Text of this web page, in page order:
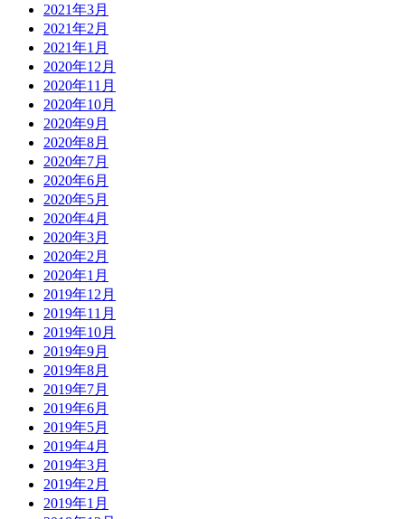
2021年3月
2021年2月
2021年1月
2020年12月
2020年11月
2020年10月
2020年9月
2020年8月
2020年7月
2020年6月
2020年5月
2020年4月
2020年3月
2020年2月
2020年1月
2019年12月
2019年11月
2019年10月
2019年9月
2019年8月
2019年7月
2019年6月
2019年5月
2019年4月
2019年3月
2019年2月
2019年1月